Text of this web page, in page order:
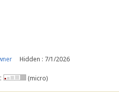
Hidden : 7/1/2026
(micro)